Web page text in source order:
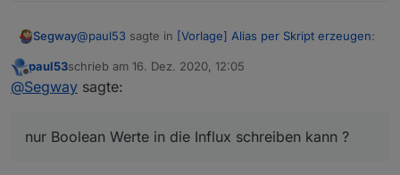
Segway@paul53 sagte in [Vorlage] Alias per Skript erzeugen:
@Segway
das Skript anscheinend den "storgaeType:
problem liegt. Ich blicke als Laie nunmal da nicht
Offline
paul53schrieb am 16. Dez. 2020, 12:05
zuletzt editiert von
@Segway sagte:
nur Boolean Werte in die Influx schreiben kann ?